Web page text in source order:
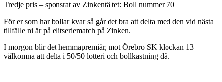
Tredje pris – sponsrat av Zinkentältet: Boll nummer 70
För er som har bollar kvar så går det bra att delta med den vid nästa
tillfälle ni är på elitseriematch på Zinken.
I morgon blir det hemmapremiär, mot Örebro SK klockan 13 –
välkomna att delta i 50/50 lotteri och bollkastning då.